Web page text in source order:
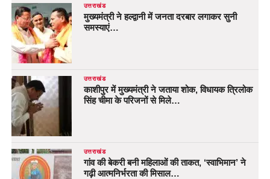
उत्तराखंड
मुख्यमंत्री ने हल्द्वानी में जनता दरबार लगाकर सुनी
समस्याएं…
उत्तराखंड
काशीपुर में मुख्यमंत्री ने जताया शोक, विधायक त्रिलोक
सिंह चीमा के परिजनों से मिले…
उत्तराखंड
गांव की बेकरी बनी महिलाओं की ताकत, ‘स्वाभिमान’ ने
गढ़ी आत्मनिर्भरता की मिसाल…